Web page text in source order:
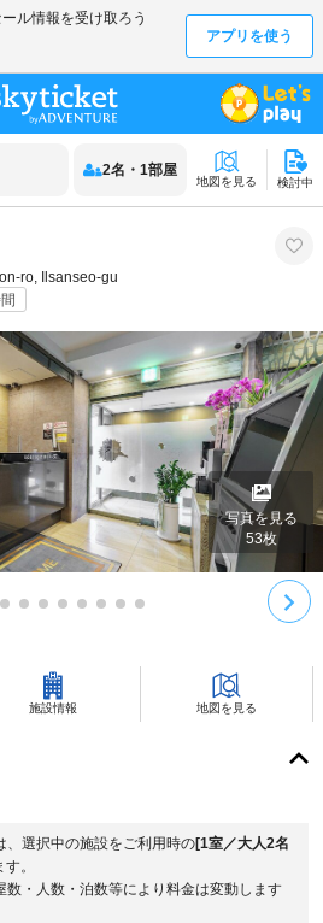
2名 ・ 1部屋
地図を見る 検討中
ro, Ilsanseo-gu
写真を見る
53枚
施設情報 地図を見る
、選択中の施設をご利用時の[1室／大人2名
。
数・人数・泊数等により料金は変動します